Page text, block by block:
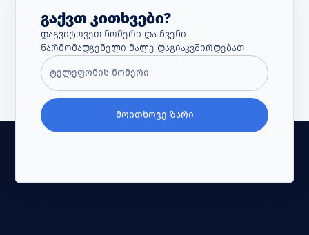
Გაქვთ Კითხვები?
Დაგვიტოვეთ Ნომერი Და Ჩვენი
Წარმომადგენელი Მალე Დაგიაკვშირდებათ
ᲛᲝᲘᲗᲮᲝᲕᲔ ᲖᲐᲠᲘ